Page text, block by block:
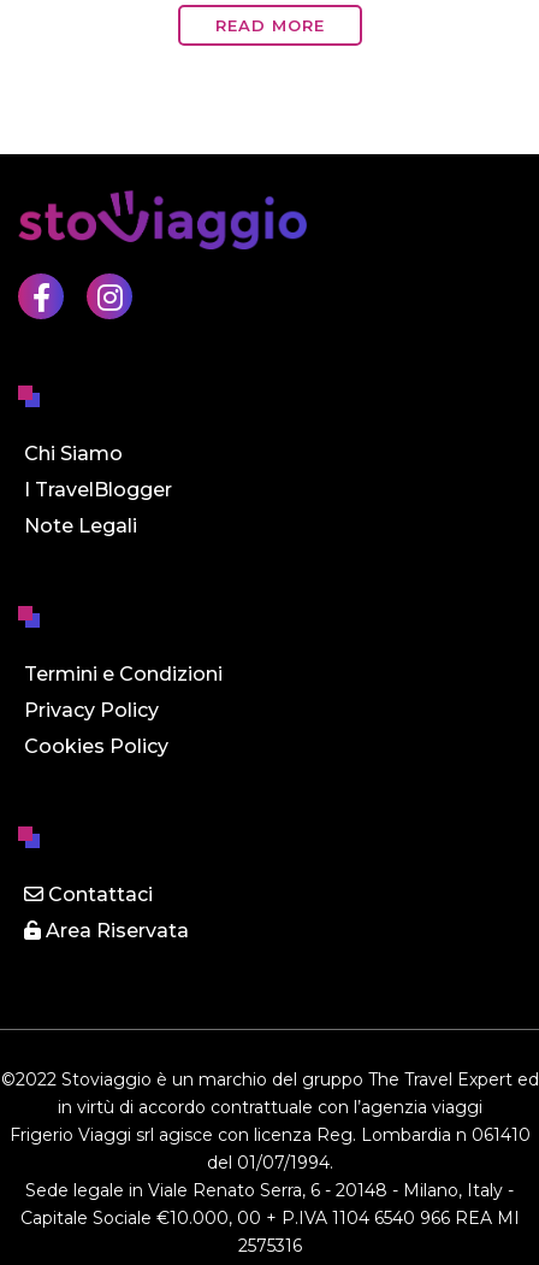
READ MORE
Chi Siamo
I TravelBlogger
Note Legali
Termini e Condizioni
Privacy Policy
Cookies Policy
Contattaci
Area Riservata
©2022 Stoviaggio è un marchio del gruppo The Travel Expert ed
in virtù di accordo contrattuale con l’agenzia viaggi
Frigerio Viaggi srl agisce con licenza Reg. Lombardia n 061410
del 01/07/1994.
Sede legale in Viale Renato Serra, 6 - 20148 - Milano, Italy -
Capitale Sociale €10.000, 00 + P.IVA 1104 6540 966 REA MI
2575316